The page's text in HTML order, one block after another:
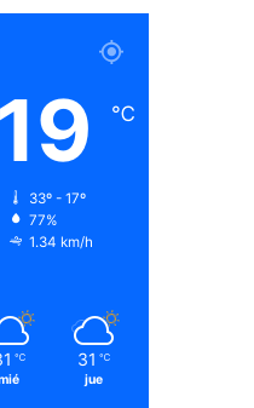
19 ℃
33º - 17º
77%
1.34 km/h
℃ 31 ℃
jue